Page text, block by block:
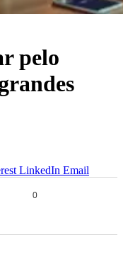
pelo
LinkedIn Email
0